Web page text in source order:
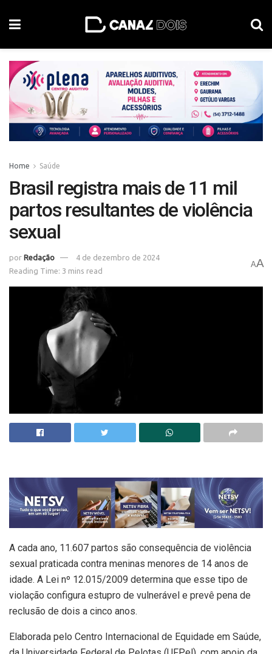
Home Saúde
Brasil registra mais de 11 mil
partos resultantes de violência
sexual
por Redação
4 de dezembro de 2024
Reading Time: 3 mins read
AA
A cada ano, 11.607 partos são consequência de violência
sexual praticada contra meninas menores de 14 anos de
idade. A Lei nº 12.015/2009 determina que esse tipo de
violação configura estupro de vulnerável e prevê pena de
reclusão de dois a cinco anos.
Elaborada pelo Centro Internacional de Equidade em Saúde,